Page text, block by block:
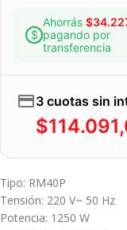
Ahorrás $
pagando por
transferencia
3 cuotas sin
$
Tipo: RM40P
Tensión: 220 V~ 50 Hz
Potencia: 1250 W